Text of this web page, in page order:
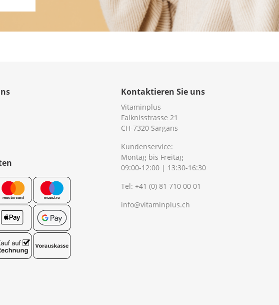
Kontaktieren Sie uns
Vitaminplus
Falknisstrasse 21
CH-7320 Sargans
Kundenservice:
Montag bis Freitag
09:00-12:00 | 13:30-16:30
Tel: +41 (0) 81 710 00 01
info@vitaminplus.ch